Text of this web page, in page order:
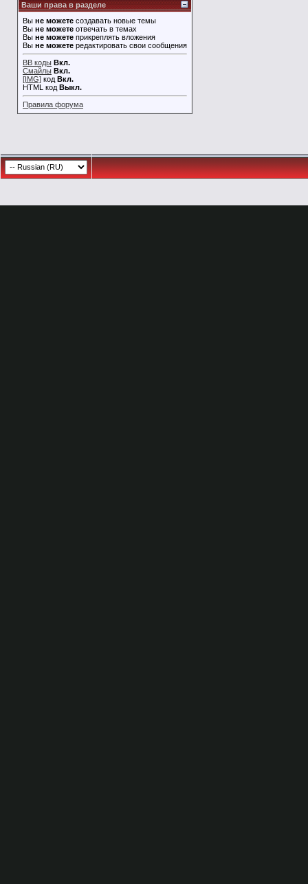
Ваши права в разделе
Вы не можете создавать новые темы
Вы не можете отвечать в темах
Вы не можете прикреплять вложения
Вы не можете редактировать свои сообщения
BB коды Вкл.
Смайлы Вкл.
[IMG] код Вкл.
HTML код Выкл.
Правила форума